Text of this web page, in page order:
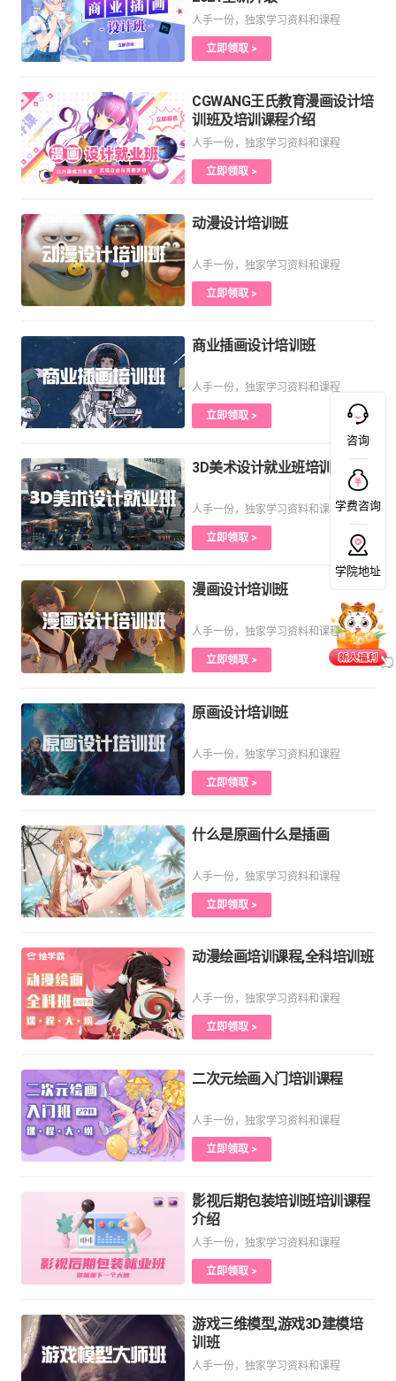
人手一份，独家学习资料和课程
立即领取 >
CGWANG王氏教育漫画设计培
训班及培训课程介绍
人手一份，独家学习资料和课程
立即领取 >
动漫设计培训班
人手一份，独家学习资料和课程
立即领取 >
商业插画设计培训班
人手一份，独家学习资料和课程
立即领取 >
3D美术设计就业班培训课程
人手一份，独家学习资料和课程
立即领取 >
漫画设计培训班
人手一份，独家学习资料和课程
立即领取 >
原画设计培训班
人手一份，独家学习资料和课程
立即领取 >
什么是原画什么是插画
人手一份，独家学习资料和课程
立即领取 >
动漫绘画培训课程,全科培训班
人手一份，独家学习资料和课程
立即领取 >
二次元绘画入门培训课程
人手一份，独家学习资料和课程
立即领取 >
影视后期包装培训班培训课程
介绍
人手一份，独家学习资料和课程
立即领取 >
游戏三维模型,游戏3D建模培
训班
人手一份，独家学习资料和课程
咨询
学费咨询
学院地址